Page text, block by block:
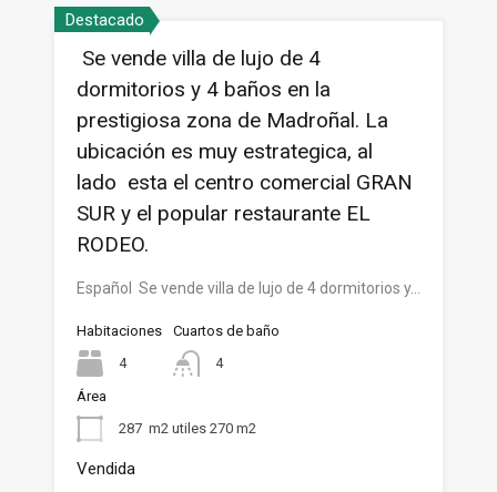
Destacado
Se vende villa de lujo de 4
dormitorios y 4 baños en la
prestigiosa zona de Madroñal. La
ubicación es muy estrategica, al
lado esta el centro comercial GRAN
SUR y el popular restaurante EL
RODEO.
Español Se vende villa de lujo de 4 dormitorios y…
Habitaciones
4
Cuartos de baño
4
Área
287 m2 utiles 270 m2
Vendida